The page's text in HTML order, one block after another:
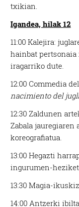
txikian.
Igandea, hilak 12
11:00 Kalejira:
hainbat pertsonaia
iragarriko dute.
12:00 Commedia
nacimiento del
12:30 Zaldunen
Zabala jauregiaren
koreografiatua.
13:00 Hegazti
ingurumen-
13:30 Magia-
14:00 Antzerki